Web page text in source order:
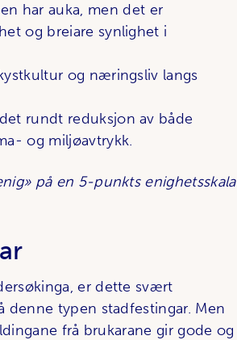
har auka, men det er
og breiare synlighet i
og næringsliv langs
rundt reduksjon av både
og miljøavtrykk.
på en 5-punkts enighetsskala
er dette svært
denne typen stadfestingar. Men
frå brukarane gir gode og